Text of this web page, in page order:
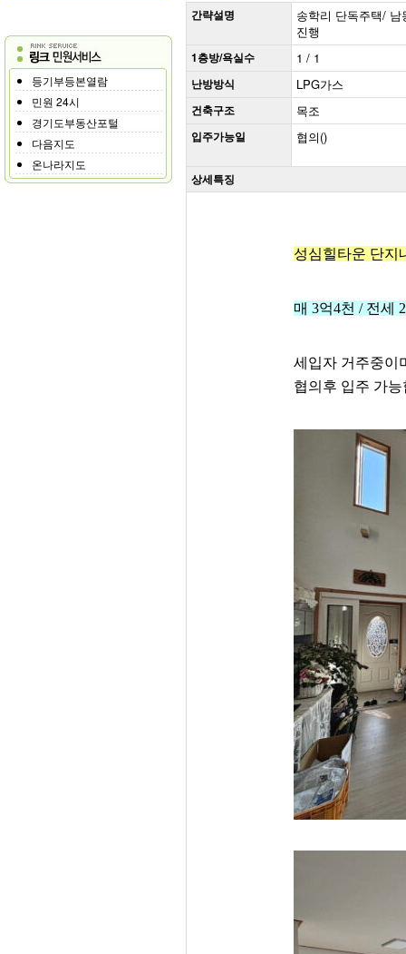
등기부등본열람
민원 24시
경기도부동산포털
다음지도
온나라지도
간략설명
송학리 단독주택/
진행
1층방/욕실수 1 / 1
난방방식 LPG가스
건축구조 목조
입주가능일 협의()
상세특징
성심힐타운 단지
매 3억4천 / 전세
세입자 거주중이
협의후 입주 가